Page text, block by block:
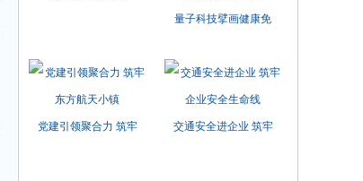
量子科技擘画健康免
党建引领聚合力 筑牢 交通安全进企业 筑牢